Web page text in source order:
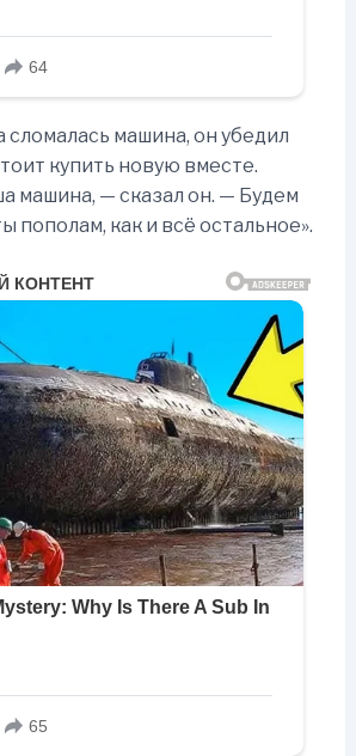
сломалась машина, он убедил
купить новую вместе.
машина, — сказал он. — Будем
пополам, как и всё остальное».